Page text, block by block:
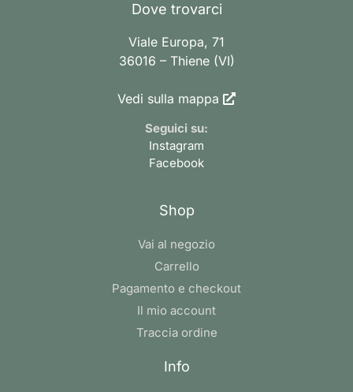
Dove trovarci
Viale Europa, 71
36016 – Thiene (VI)
Vedi sulla mappa
Seguici su:
Instagram
Facebook
Shop
Vai al negozio
Carrello
Pagamento e checkout
Il mio account
Traccia ordine
Info